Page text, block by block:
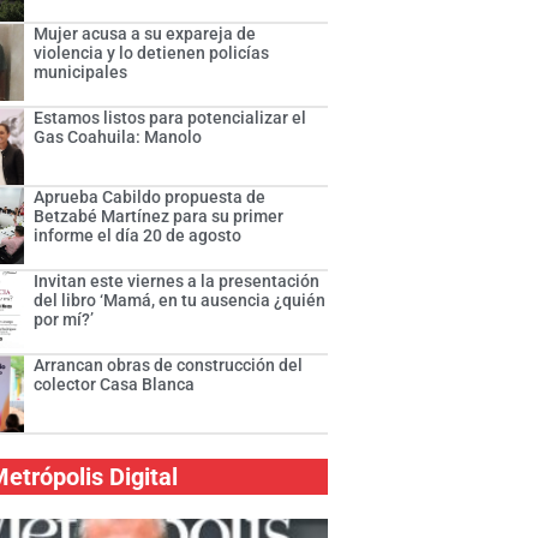
Mujer acusa a su expareja de
violencia y lo detienen policías
municipales
Estamos listos para potencializar el
Gas Coahuila: Manolo
Aprueba Cabildo propuesta de
Betzabé Martínez para su primer
informe el día 20 de agosto
Invitan este viernes a la presentación
del libro ‘Mamá, en tu ausencia ¿quién
por mí?’
Arrancan obras de construcción del
colector Casa Blanca
Digital